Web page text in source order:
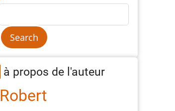
à propos de l'auteur
Robert